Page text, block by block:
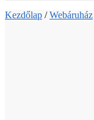
Kezdőlap /Webáruház